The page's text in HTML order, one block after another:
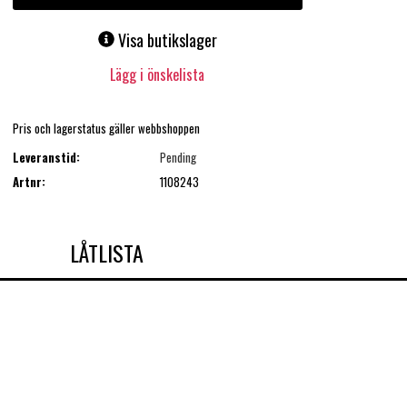
Visa butikslager
Lägg i önskelista
Pris och lagerstatus gäller webbshoppen
Leveranstid:
Pending
Artnr:
1108243
LÅTLISTA